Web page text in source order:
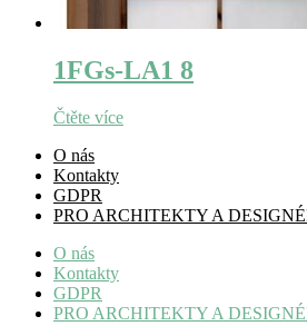
1FGs-LA1 8
Čtěte více
O nás
Kontakty
GDPR
PRO ARCHITEKTY A
O nás
Kontakty
GDPR
PRO ARCHITEKTY A